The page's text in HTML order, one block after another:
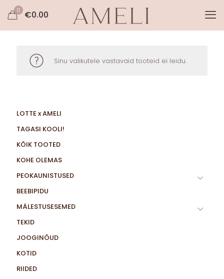
0 €0.00
Sinu valikutele vastavaid tooteid ei leidu.
LOTTE x AMELI
TAGASI KOOLI!
KÕIK TOOTED
KOHE OLEMAS
PEOKAUNISTUSED
BEEBIPIDU
MÄLESTUSESEMED
TEKID
JOOGINÕUD
KOTID
RIIDED